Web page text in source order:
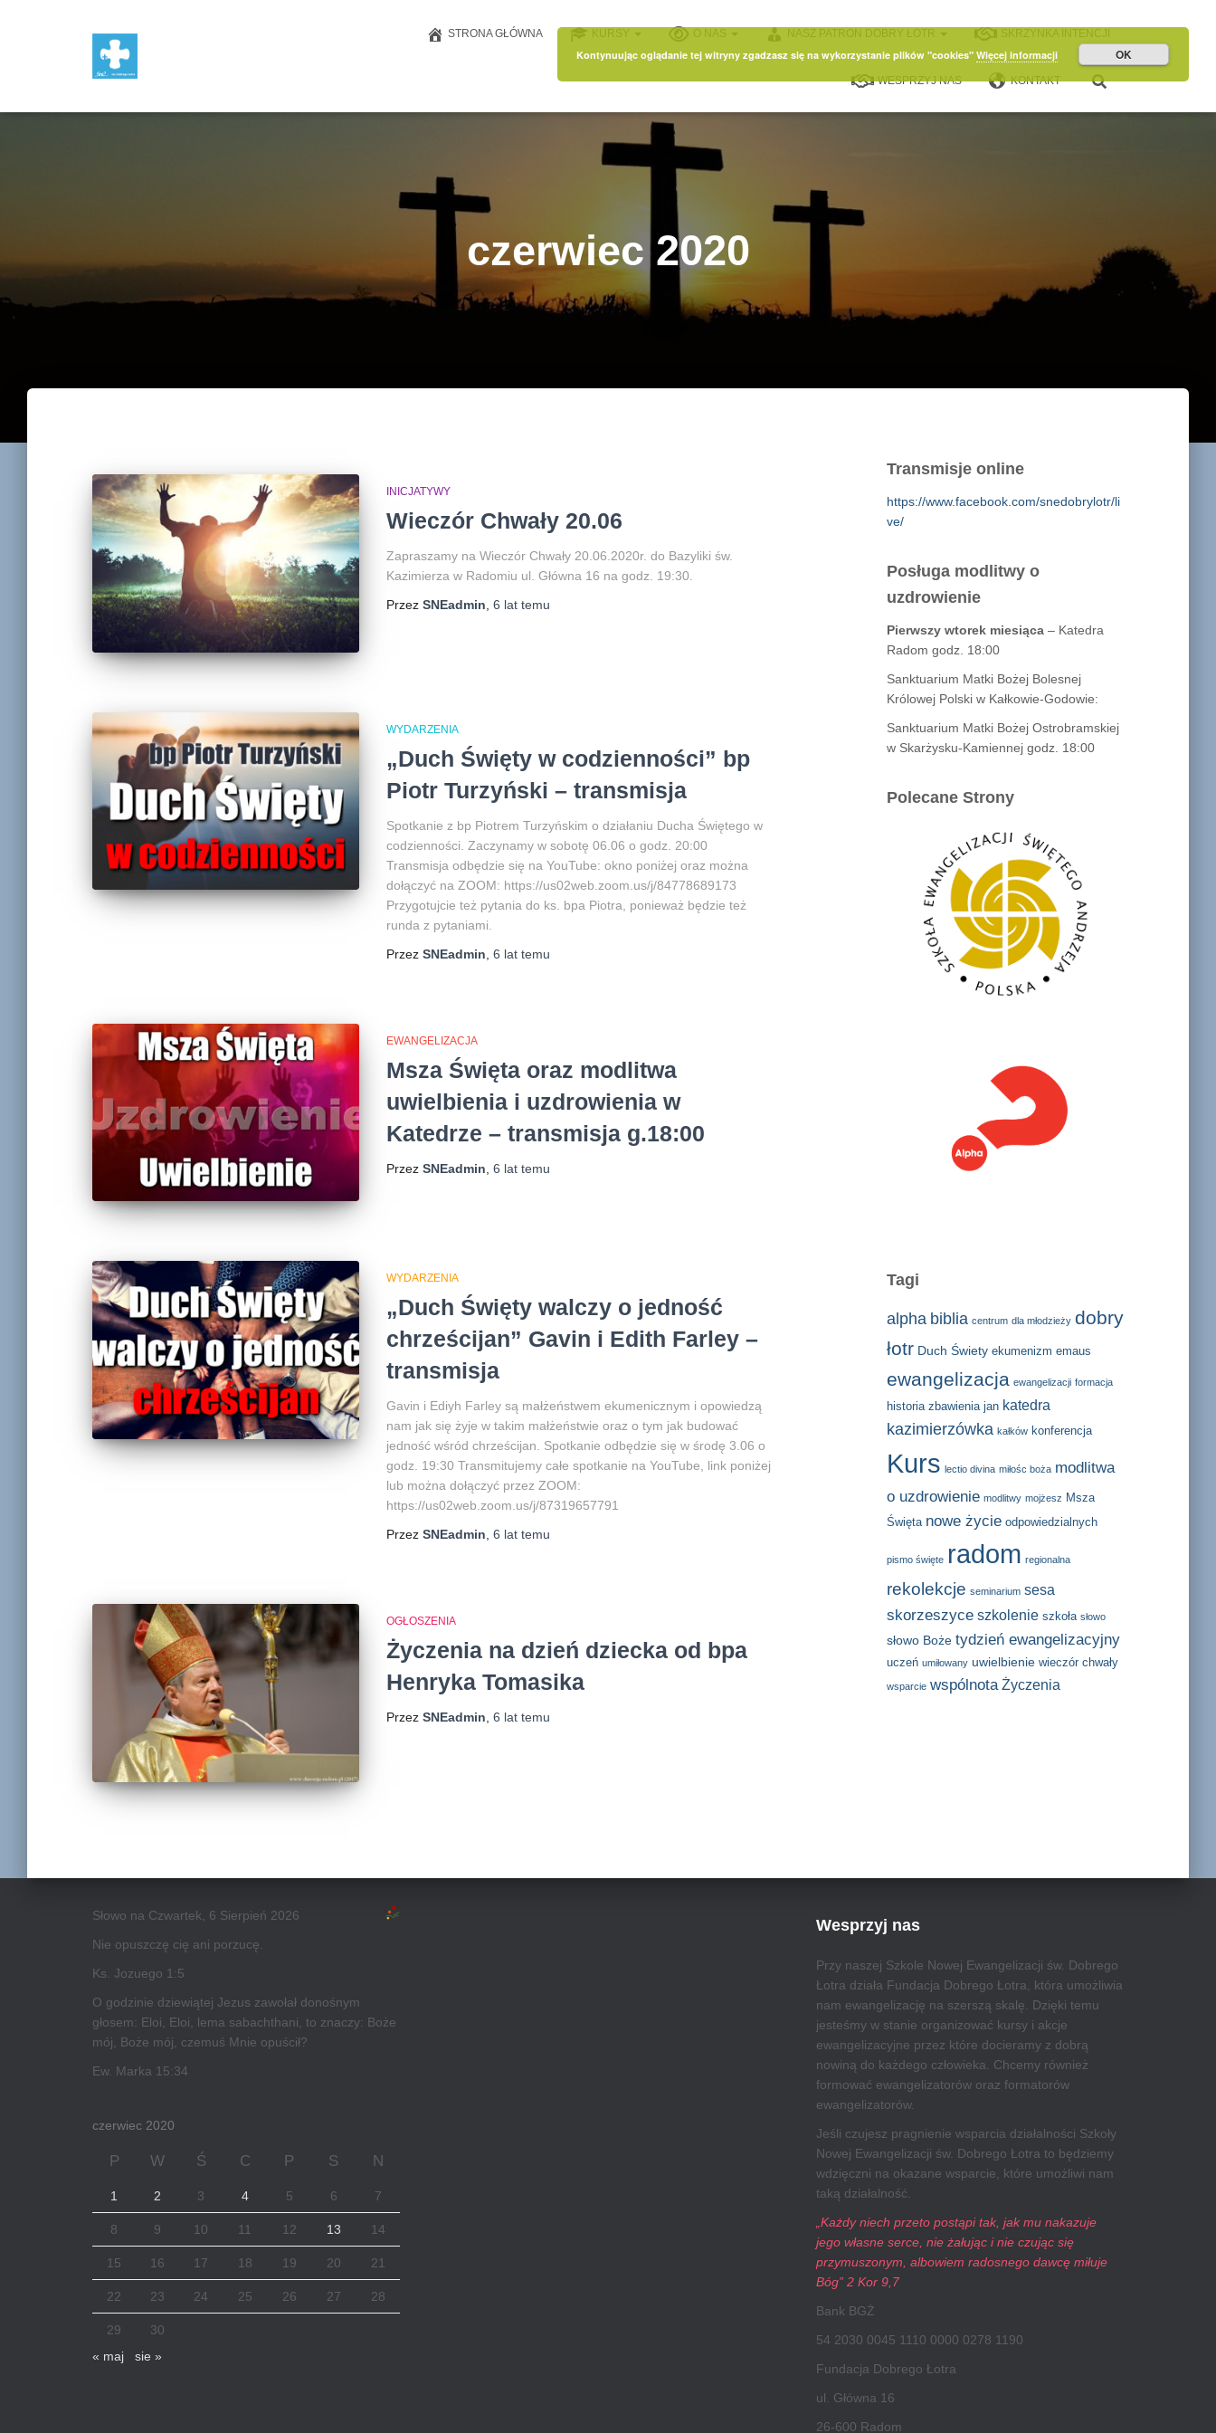
STRONA GŁÓWNA KURSY O NAS NASZ PATRON DOBRY ŁOTR SKRZYNKA INTENCJI
WESPRZYJ NAS KONTAKT
czerwiec 2020
INICJATYWY
Wieczór Chwały 20.06
Zapraszamy na Wieczór Chwały 20.06.2020r. do Bazyliki św.
Kazimierza w Radomiu ul. Główna 16 na godz. 19:30.
Przez SNEadmin 6 lat temu
WYDARZENIA
„Duch Święty w codzienności” bp
Piotr Turzyński – transmisja
Spotkanie z bp Piotrem Turzyńskim o działaniu Ducha Świętego w
codzienności. Zaczynamy w sobotę 06.06 o godz. 20:00
Transmisja odbędzie się na YouTube: okno poniżej oraz można
dołączyć na ZOOM: https://us02web.zoom.us/j/84778689173
Przygotujcie też pytania do ks. bpa Piotra, ponieważ będzie też
runda z pytaniami.
Przez SNEadmin 6 lat temu
EWANGELIZACJA
Msza Święta oraz modlitwa
uwielbienia i uzdrowienia w
Katedrze – transmisja g.18:00
Przez SNEadmin 6 lat temu
WYDARZENIA
„Duch Święty walczy o jedność
chrześcijan” Gavin i Edith Farley –
transmisja
Gavin i Ediyh Farley są małżeństwem ekumenicznym i opowiedzą
nam jak się żyje w takim małżeństwie oraz o tym jak budować
jedność wśród chrześcijan. Spotkanie odbędzie się w środę 3.06 o
godz. 19:30 Transmitujemy całe spotkanie na YouTube, link poniżej
lub można dołączyć przez ZOOM:
https://us02web.zoom.us/j/87319657791
Przez SNEadmin, 6 lat temu
OGŁOSZENIA
Życzenia na dzień dziecka od bpa
Henryka Tomasika
Przez SNEadmin, 6 lat temu
Transmisje online
https://www.facebook.com/snedobrylotr/li
ve/
Posługa modlitwy o
uzdrowienie
Pierwszy wtorek miesiąca– Katedra
Radom godz. 18:00
Sanktuarium Matki Bożej Bolesnej
Królowej Polski w Kałkowie-Godowie:
Sanktuarium Matki Bożej Ostrobramskiej
w Skarżysku-Kamiennej godz. 18:00
Polecane Strony
Tagi
alpha biblia centrum dla młodzieży dobry
łotr Duch Świety ekumenizm emaus
ewangelizacja ewangelizacji formacja
historia zbawienia jan katedra
kazimierzówka kałków konferencja
Kurs lectio divina miłośc boża modlitwa
o uzdrowienie modlitwy mojżesz Msza
Święta nowe życie odpowiedzialnych
pismo święte radom regionalna
rekolekcje seminarium sesa
skorzeszyce szkolenie szkoła słowo
słowo Boże tydzień ewangelizacyjny
uczeń umiłowany uwielbienie wieczór chwały
wsparcie wspólnota Życzenia
Słowo na Czwartek, 6 Sierpień 2026
Nie opuszczę cię ani porzucę.
Ks. Jozuego 1:5
O godzinie dziewiątej Jezus zawołał donośnym
głosem: Eloi, Eloi, lema sabachthani, to znaczy: Boże
mój, Boże mój, czemuś Mnie opuścił?
Ew. Marka 15:34
czerwiec 2020
P W Ś C P S N
1 2 3 4 5 6 7
8 9 10 11 12 13 14
15 16 17 18 19 20 21
22 23 24 25 26 27 28
29
30
« maj
sie »
Wesprzyj nas
Przy naszej Szkole Nowej Ewangelizacji św. Dobrego
Łotra działa Fundacja Dobrego Łotra, która umożliwia
nam ewangelizację na szerszą skalę. Dzięki temu
jesteśmy w stanie organizować kursy i akcje
ewangelizacyjne przez które docieramy z dobrą
nowiną do każdego człowieka. Chcemy również
formować ewangelizatorów oraz formatorów
ewangelizatorów.
Jeśli czujesz pragnienie wsparcia działalności Szkoły
Nowej Ewangelizacji św. Dobrego Łotra to będziemy
wdzięczni na okazane wsparcie, które umożliwi nam
taką działalność.
„Każdy niech przeto postąpi tak, jak mu nakazuje
jego własne serce, nie żałując i nie czując się
przymuszonym, albowiem radosnego dawcę miłuje
Bóg” 2 Kor 9,7
Bank BGŻ
54 2030 0045 1110 0000 0278 1190
Fundacja Dobrego Łotra
ul. Główna 16
26-600 Radom
Kontynuując oglądanie tej witryny zgadzasz się na wykorzystanie plików "cookies" Więcej informacji OK